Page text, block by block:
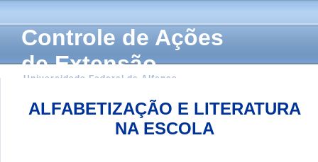
Controle de Ações
de Extensão
Universidade Federal de Alfenas
ALFABETIZAÇÃO E LITERATURA
NA ESCOLA